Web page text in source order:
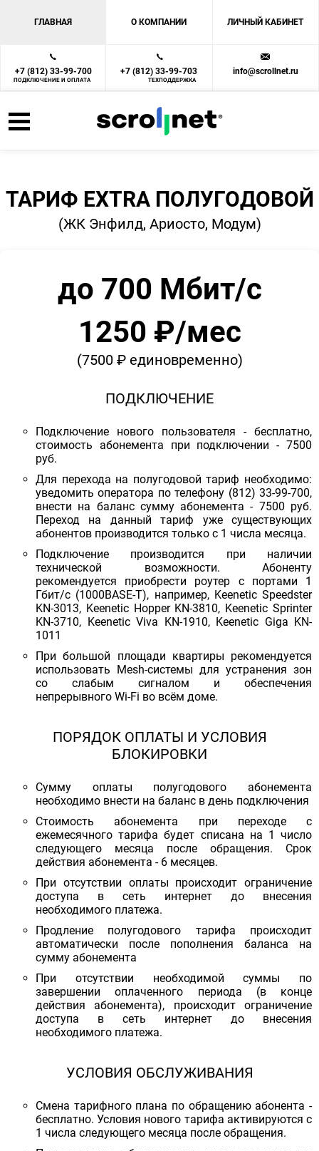
ГЛАВНАЯ О КОМПАНИИ ЛИЧНЫЙ КАБИНЕТ
+7 (812) 33-99-700
ПОДКЛЮЧЕНИЕ И ОПЛАТА
+7 (812) 33-99-703
ТЕХПОДДЕРЖКА
info@scrollnet.ru
ТАРИФ EXTRA ПОЛУГОДОВОЙ
(ЖК Энфилд, Ариосто, Модум)
до 700 Мбит/с
1250 ₽/мес
(7500 ₽ единовременно)
ПОДКЛЮЧЕНИЕ
Подключение нового пользователя - бесплатно,
стоимость абонемента при подключении - 7500
руб.
Для перехода на полугодовой тариф необходимо:
уведомить оператора по телефону (812) 33-99-700,
внести на баланс сумму абонемента - 7500 руб.
Переход на данный тариф уже существующих
абонентов производится только с 1 числа месяца.
Подключение производится при наличии
технической возможности. Абоненту
рекомендуется приобрести роутер с портами 1
Гбит/с (1000BASE-T), например, Keenetic Speedster
KN-3013, Keenetic Hopper KN-3810, Keenetic Sprinter
KN-3710, Keenetic Viva KN-1910, Keenetic Giga KN-
1011
При большой площади квартиры рекомендуется
использовать Mesh-системы для устранения зон
со слабым сигналом и обеспечения
непрерывного Wi-Fi во всём доме.
ПОРЯДОК ОПЛАТЫ И УСЛОВИЯ
БЛОКИРОВКИ
Сумму оплаты полугодового абонемента
необходимо внести на баланс в день подключения
Стоимость абонемента при переходе с
ежемесячного тарифа будет списана на 1 число
следующего месяца после обращения. Срок
действия абонемента - 6 месяцев.
При отсутствии оплаты происходит ограничение
доступа в сеть интернет до внесения
необходимого платежа.
Продление полугодового тарифа происходит
автоматически после пополнения баланса на
сумму абонемента
При отсутствии необходимой суммы по
завершении оплаченного периода (в конце
действия абонемента), происходит ограничение
доступа в сеть интернет до внесения
необходимого платежа.
УСЛОВИЯ ОБСЛУЖИВАНИЯ
Смена тарифного плана по обращению абонента -
бесплатно. Условия нового тарифа активируются с
1 числа следующего месяца после обращения.